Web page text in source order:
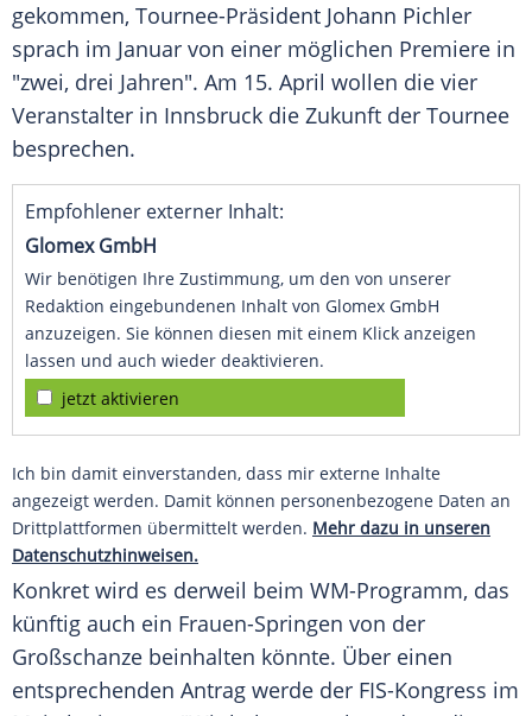
gekommen, Tournee-Präsident Johann Pichler
sprach im Januar von einer möglichen Premiere in
"zwei, drei Jahren". Am 15. April wollen die vier
Veranstalter in Innsbruck die Zukunft der Tournee
besprechen.
Empfohlener externer Inhalt:
Glomex GmbH
Wir benötigen Ihre Zustimmung, um den von unserer
Redaktion eingebundenen Inhalt von Glomex GmbH
anzuzeigen. Sie können diesen mit einem Klick anzeigen
lassen und auch wieder deaktivieren.
jetzt aktivieren
Ich bin damit einverstanden, dass mir externe Inhalte
angezeigt werden. Damit können personenbezogene Daten an
Drittplattformen übermittelt werden. Mehr dazu in unseren
Datenschutzhinweisen.
Konkret wird es derweil beim WM-Programm, das
künftig auch ein Frauen-Springen von der
Großschanze beinhalten könnte. Über einen
entsprechenden Antrag werde der FIS-Kongress im